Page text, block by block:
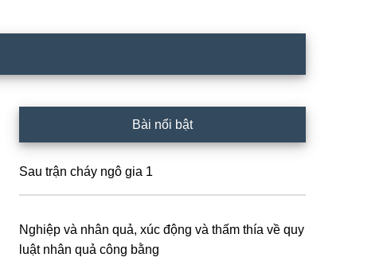
Sidebar
Bài nổi bật
Sau trận cháy ngô gia 1
Nghiệp và nhân quả, xúc động và thấm thía về quy
luật nhân quả công bằng